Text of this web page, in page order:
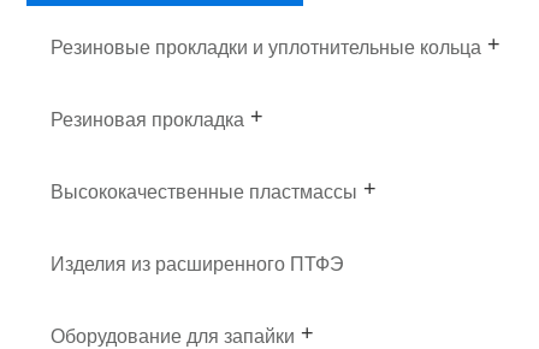
Резиновые прокладки и уплотнительные кольца
Резиновая прокладка
Высококачественные пластмассы
Изделия из расширенного ПТФЭ
Оборудование для запайки